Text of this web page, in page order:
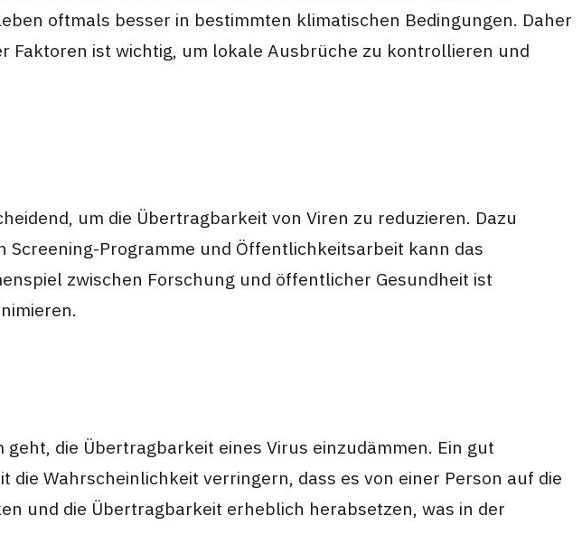
oftmals besser in bestimmten klimatischen Bedingungen. Daher
Faktoren ist wichtig, um lokale Ausbrüche zu kontrollieren und
um die Übertragbarkeit von Viren zu reduzieren. Dazu
Programme und Öffentlichkeitsarbeit kann das
zwischen Forschung und öffentlicher Gesundheit ist
die Übertragbarkeit eines Virus einzudämmen. Ein gut
Wahrscheinlichkeit verringern, dass es von einer Person auf die
und die Übertragbarkeit erheblich herabsetzen, was in der